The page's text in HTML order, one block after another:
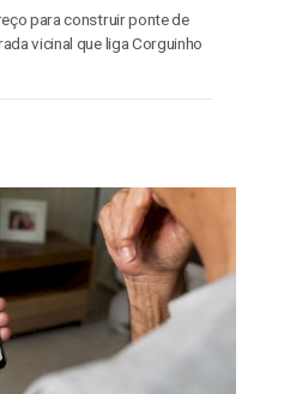
para construir ponte de
vicinal que liga Corguinho